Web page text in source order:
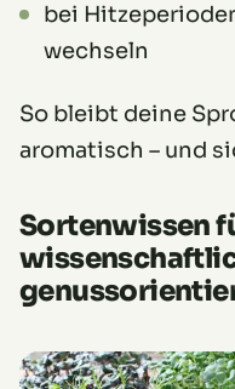
bei
wechseln
So bleibt deine
aromatisch – und
Sortenwissen